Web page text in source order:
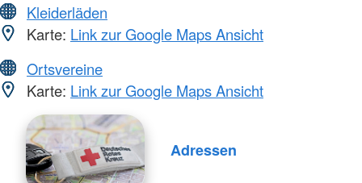
Kleiderläden
Karte: Link zur Google Maps Ansicht
Ortsvereine
Karte: Link zur Google Maps Ansicht
Adressen